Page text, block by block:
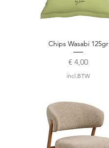
Chips Wasabi 125gr
Prijs
€ 4,00
incl.BTW